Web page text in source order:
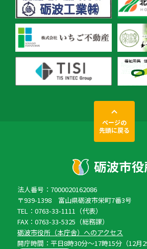
ページの
先頭に戻る
法人番号：7000020162086
〒939-1398 富山県砺波市栄町7番3号
TEL：0763-33-1111（代表）
FAX：0763-33-5325（総務課）
砺波市役所（本庁舎）へのアクセス
開庁時間：平日8時30分〜17時15分（12月